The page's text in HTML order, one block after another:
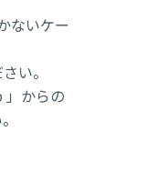
ないケー
い。
」からの